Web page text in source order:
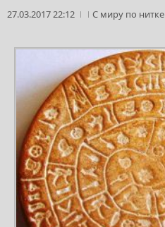
27.03.2017 22:12 С миру по нитке